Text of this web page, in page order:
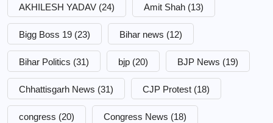
AKHILESH YADAV (24) Amit Shah (13)
Bigg Boss 19 (23) Bihar news (12)
Bihar Politics (31) bjp (20) BJP News (19)
Chhattisgarh News (31) CJP Protest (18)
congress (20) Congress News (18)